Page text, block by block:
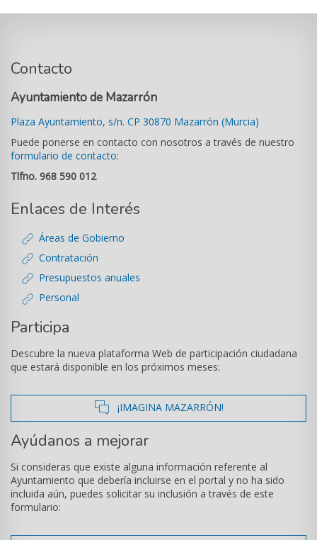
Contacto
Ayuntamiento de Mazarrón
Plaza Ayuntamiento, s/n. CP 30870 Mazarrón (Murcia)
Puede ponerse en contacto con nosotros a través de nuestro
formulario de contacto:
Tlfno. 968 590 012
Enlaces de Interés
Áreas de Gobierno
Contratación
Presupuestos anuales
Personal
Participa
Descubre la nueva plataforma Web de participación ciudadana
que estará disponible en los próximos meses:
icono
de
comentarios
¡IMAGINA MAZARRÓN!
Ayúdanos a mejorar
Si consideras que existe alguna información referente al
Ayuntamiento que debería incluirse en el portal y no ha sido
incluida aún, puedes solicitar su inclusión a través de este
formulario: